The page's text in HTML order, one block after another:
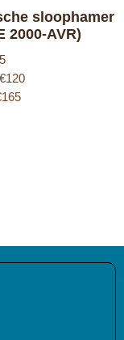
sloophamer
2000-AVR)